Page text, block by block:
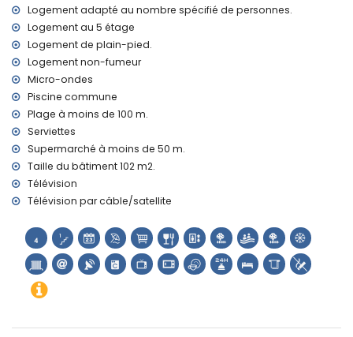
Logement adapté au nombre spécifié de personnes.
Logement au 5 étage
Logement de plain-pied.
Logement non-fumeur
Micro-ondes
Piscine commune
Plage à moins de 100 m.
Serviettes
Supermarché à moins de 50 m.
Taille du bâtiment 102 m2.
Télévision
Télévision par câble/satellite